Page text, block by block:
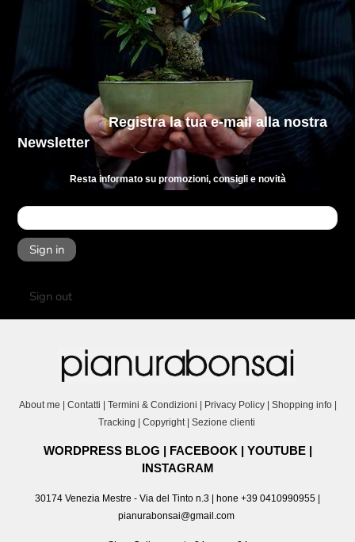
Registra la tua e-mailalla nostra
Newsletter
Resta informato su promozioni, consigli e novità
Sign in
Sign out
About me Contatti Termini & Condizioni Privacy Policy| Shopping info|
Tracking
Copyright| Sezione clienti
WORDPRESS BLOG | FACEBOOK | YOUTUBE|
INSTAGRAM
30174 Venezia Mestre - Via del Tinto n.3 | hone +39 0410990955 |
pianurabonsai@gmail.com